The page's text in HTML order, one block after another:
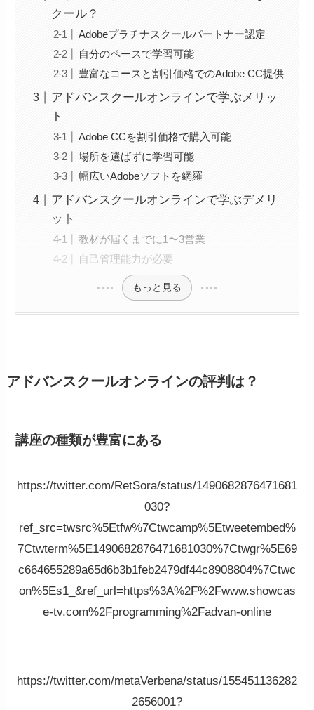
クール？
Adobeプラチナスクールパートナー認定
自分のペースで学習可能
豊富なコースと割引価格でのAdobe CC提供
アドバンスクールオンラインで学ぶメリッ
ト
Adobe CCを割引価格で購入可能
場所を選ばずに学習可能
幅広いAdobeソフトを網羅
アドバンスクールオンラインで学ぶデメリ
ット
教材が届くまでに1〜3営業
自己管理能力が必要
もっと見る
アドバンスクールオンラインの評判は？
講座の種類が豊富にある
https://twitter.com/RetSora/status/1490682876471681
030?
ref_src=twsrc%5Etfw%7Ctwcamp%5Etweetembed%
7Ctwterm%5E1490682876471681030%7Ctwgr%5E69
c664655289a65d6b3b1feb2479df44c8908804%7Ctwc
on%5Es1_&ref_url=https%3A%2F%2Fwww.showcas
e-tv.com%2Fprogramming%2Fadvan-online
https://twitter.com/metaVerbena/status/155451136282
2656001?